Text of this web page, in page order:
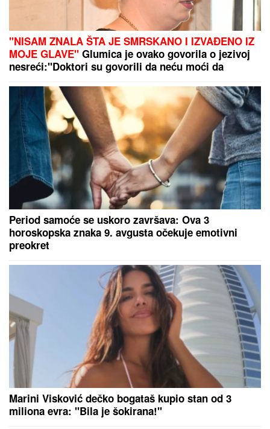
"NISAM ZNALA ŠTA JE SMRSKANO I IZVAĐENO IZ
MOJE GLAVE" Glumica je ovako govorila o jezivoj
nesreći:"Doktori su govorili da neću moći da
Period samoće se uskoro završava: Ova 3
horoskopska znaka 9. avgusta očekuje emotivni
preokret
Marini Visković dečko bogataš kupio stan od 3
miliona evra: "Bila je šokirana!"